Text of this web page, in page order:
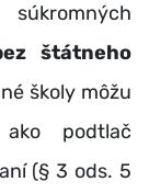
štátneho
školy môžu
podtlač
(§ 3 ods. 5